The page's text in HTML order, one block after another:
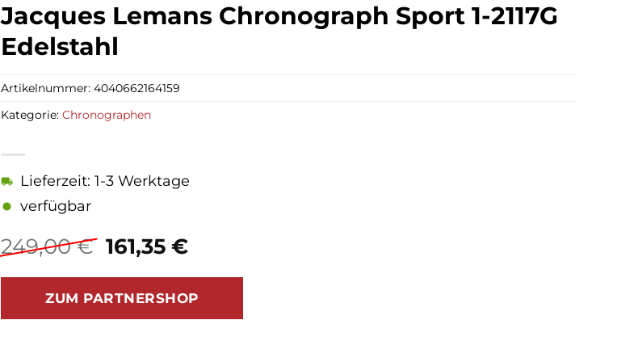
Jacques Lemans Chronograph Sport 1-2117G
Edelstahl
249,00€ Ursprünglicher
war:
249,00 €
161,35€Aktueller
ist:
161,35 €.
Lieferzeit: 1-3 Werktage
verfügbar
ZUM PARTNERSHOP
Artikelnummer:4040662164159
Kategorie:Chronographen